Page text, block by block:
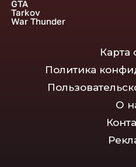
GTA
Tarkov
War Thunder
Карта
Политика
О